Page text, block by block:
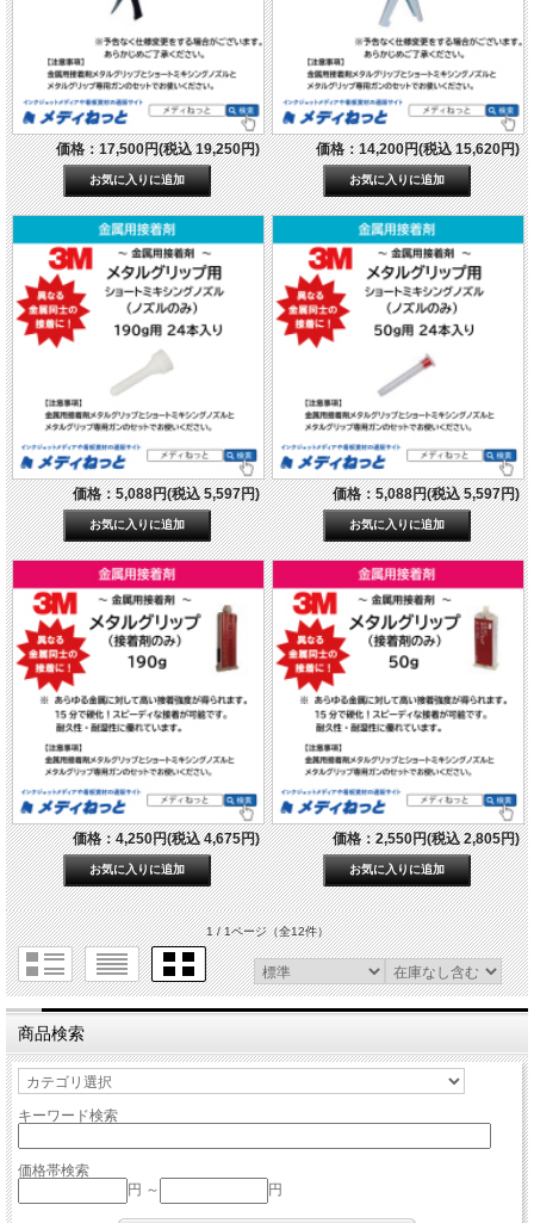
価格：17,500円(税込 19,250円) 価格：14,200円(税込 15,620円)
価格：5,088円(税込 5,597円) 価格：5,088円(税込 5,597円)
価格：4,250円(税込 4,675円) 価格：2,550円(税込 2,805円)
1 / 1ページ（全12件）
商品検索
キーワード検索
価格帯検索
円 ～
円